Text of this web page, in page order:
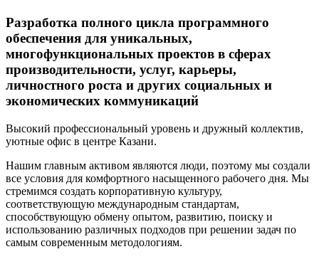
Разработка полного цикла программного
обеспечения для уникальных,
многофункциональных проектов в сферах
производительности, услуг, карьеры,
личностного роста и других социальных и
экономических коммуникаций
Высокий профессиональный уровень и дружный коллектив,
уютные офис в центре Казани.
Нашим главным активом являются люди, поэтому мы создали
все условия для комфортного насыщенного рабочего дня. Мы
стремимся создать корпоративную культуру,
соответствующую международным стандартам,
способствующую обмену опытом, развитию, поиску и
использованию различных подходов при решении задач по
самым современным методологиям.